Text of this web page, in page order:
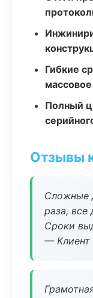
Гибкие
Полный
Отзывы
Сложные
раза, все
Сроки
— Клиент